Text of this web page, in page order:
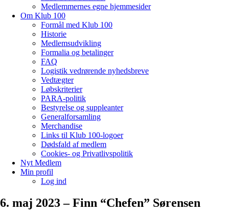
Medlemmernes egne hjemmesider
Om Klub 100
Formål med Klub 100
Historie
Medlemsudvikling
Formalia og betalinger
FAQ
Logistik vedrørende nyhedsbreve
Vedtægter
Løbskriterier
PARA-politik
Bestyrelse og suppleanter
Generalforsamling
Merchandise
Links til Klub 100-logoer
Dødsfald af medlem
Cookies- og Privatlivspolitik
Nyt Medlem
Min profil
Log ind
6. maj 2023 – Finn “Chefen” Sørensen